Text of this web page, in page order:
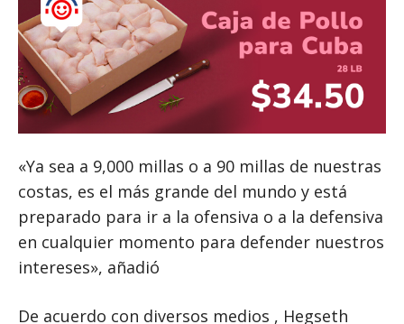
«Ya sea a 9,000 millas o a 90 millas de nuestras
costas, es el más grande del mundo y está
preparado para ir a la ofensiva o a la defensiva
en cualquier momento para defender nuestros
intereses», añadió
De acuerdo con diversos medios , Hegseth